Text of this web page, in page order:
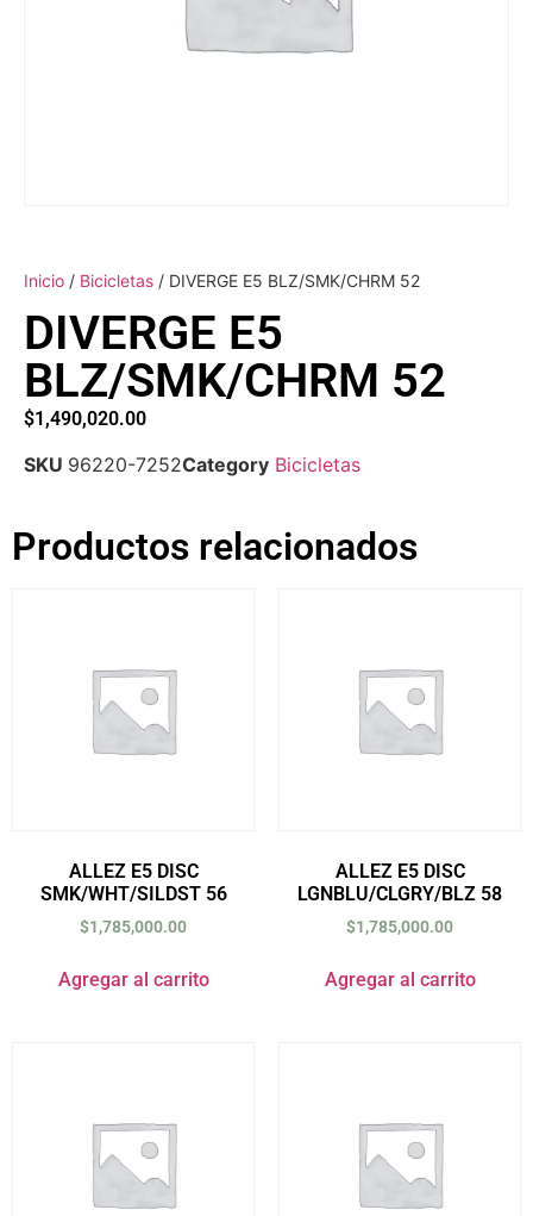
Inicio / Bicicletas / DIVERGE E5 BLZ/SMK/CHRM 52
DIVERGE E5
BLZ/SMK/CHRM 52
$1,490,020.00
SKU 96220-7252Category Bicicletas
Productos relacionados
ALLEZ E5 DISC
SMK/WHT/SILDST 56
$1,785,000.00
Agregar al carrito
ALLEZ E5 DISC
LGNBLU/CLGRY/BLZ 58
$1,785,000.00
Agregar al carrito